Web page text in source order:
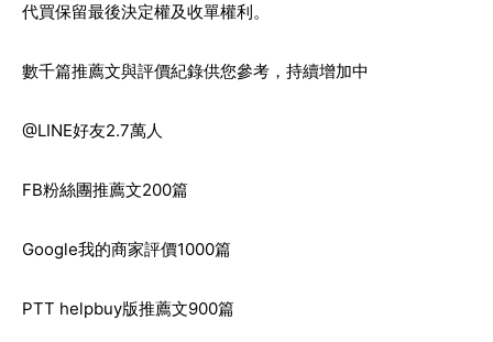
代買保留最後決定權及收單權利。
數千篇推薦文與評價紀錄供您參考，持續增加中
@LINE好友2.7萬人
FB粉絲團推薦文200篇
Google我的商家評價1000篇
PTT helpbuy版推薦文900篇